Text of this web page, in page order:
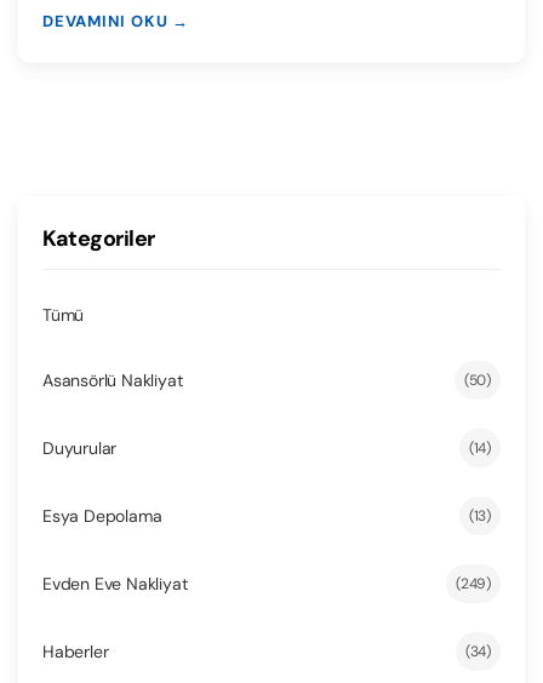
DEVAMINI OKU →
Kategoriler
Tümü
Asansörlü Nakliyat (50)
Duyurular (14)
Esya Depolama (13)
Evden Eve Nakliyat (249)
Haberler (34)